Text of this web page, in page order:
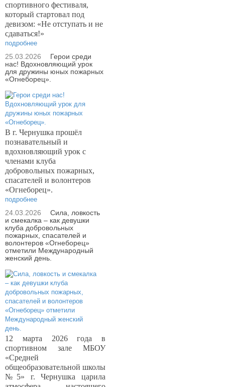
спортивного фестиваля,
который стартовал под
девизом: «Не отступать и не
сдаваться!»
подробнее
25.03.2026
Герои среди
нас! Вдохновляющий урок
для дружины юных пожарных
«Огнеборец».
В г. Чернушка прошёл
познавательный и
вдохновляющий урок с
членами клуба
добровольных пожарных,
спасателей и волонтеров
«Огнеборец».
подробнее
24.03.2026
Сила, ловкость
и смекалка – как девушки
клуба добровольных
пожарных, спасателей и
волонтеров «Огнеборец»
отметили Международный
женский день.
12 марта 2026 года в
спортивном зале МБОУ
«Средней
общеобразовательной школы
№5» г. Чернушка царила